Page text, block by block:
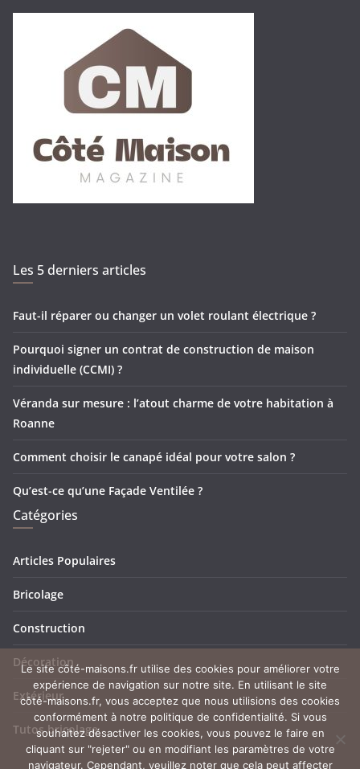
Les 5 derniers articles
Faut-il réparer ou changer un volet roulant électrique ?
Pourquoi signer un contrat de construction de maison
individuelle (CCMI) ?
Véranda sur mesure : l’atout charme de votre habitation à
Roanne
Comment choisir le canapé idéal pour votre salon ?
Qu’est-ce qu’une Façade Ventilée ?
Catégories
Articles Populaires
Bricolage
Construction
Décoration
Extérieur
Tutos bricolage
Le site côté-maisons.fr utilise des cookies pour améliorer votre
expérience de navigation sur notre site. En utilisant le site
côté-maisons.fr, vous acceptez que nous utilisions des cookies
conformément à notre politique de confidentialité. Si vous
souhaitez désactiver les cookies, vous pouvez le faire en
cliquant sur "rejeter" ou en modifiant les paramètres de votre
navigateur. Cependant, veuillez noter que cela peut affecter